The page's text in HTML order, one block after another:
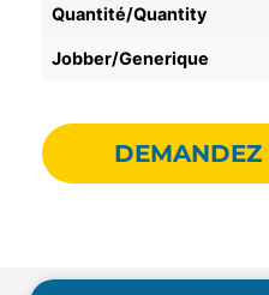
Quantité/Quantity
Jobber/Generique
DEMANDEZ